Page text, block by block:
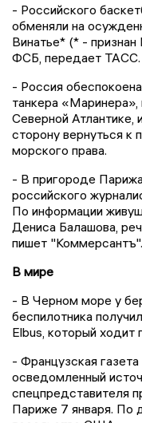
- Российского
обменяли на
Винатье* (* -
ФСБ, передает ТАСС.
- Россия
танкера
Северной Атлантике,
сторону вернуться к
морского права.
- В пригороде
российского
По информации
Дениса Балашова,
пишет "Коммерсантъ".
В мире
- В Черном море у
беспилотника
Elbus, который
- Французская
осведомленный
спецпредставителя
Париже 7 января. По